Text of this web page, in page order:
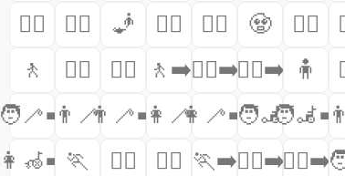
🧝‍♂️
🧝‍♀️ 🧞 🧞‍♂️ 🧞‍♀️ 🧟 🧟‍♂️
🚶
🚶‍♂️ 🚶‍♀️ 🚶‍➡️🚶‍♀️‍➡️🚶‍♂️‍➡️ 🧍
🧑‍🦯‍➡️👨‍🦯👨‍🦯‍➡️👩‍🦯👩‍🦯‍➡️🧑‍🦼🧑‍🦼‍➡️
👩‍🦽‍➡️ 🏃 🏃‍♂️ 🏃‍♀️ 🏃‍➡️🏃‍♀️‍➡️🏃‍♂️‍➡️